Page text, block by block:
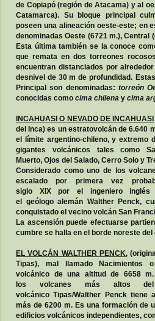
de Copiapó (región de Atacama) y al
Catamarca). Su bloque principal
poseen una alineación oeste-este; en
denominadas Oeste (6721 m.), Central
Esta última también se la conoce
que remata en dos torreones
encuentran distanciados por
desnivel de 30 m de profundidad.
Principal son denominadas: torreón
conocidas como cima chilena y cima
INCAHUASI O NEVADO DE INCAHUASI
del Inca) es un estratovolcán de 6.640
el límite argentino-chileno, y extremo
gigantes volcánicos tales como
Muerto, Ojos del Salado, Cerro Solo y
Considerado como uno de los
escalado por primera vez
siglo XIX por el ingeniero
el geólogo alemán Walther Penck,
conquistado el vecino volcán San
La ascensión puede efectuarse
cumbre se halla en el borde noreste del
EL VOLCÁN WALTHER PENCK,
Tipas), mal llamado Nacimientos
volcánico de una altitud de 6658
los volcanes más altos
volcánico Tipas/Walther Penck tiene
más de 6200 m. Es una formación de
edificios volcánicos independientes,